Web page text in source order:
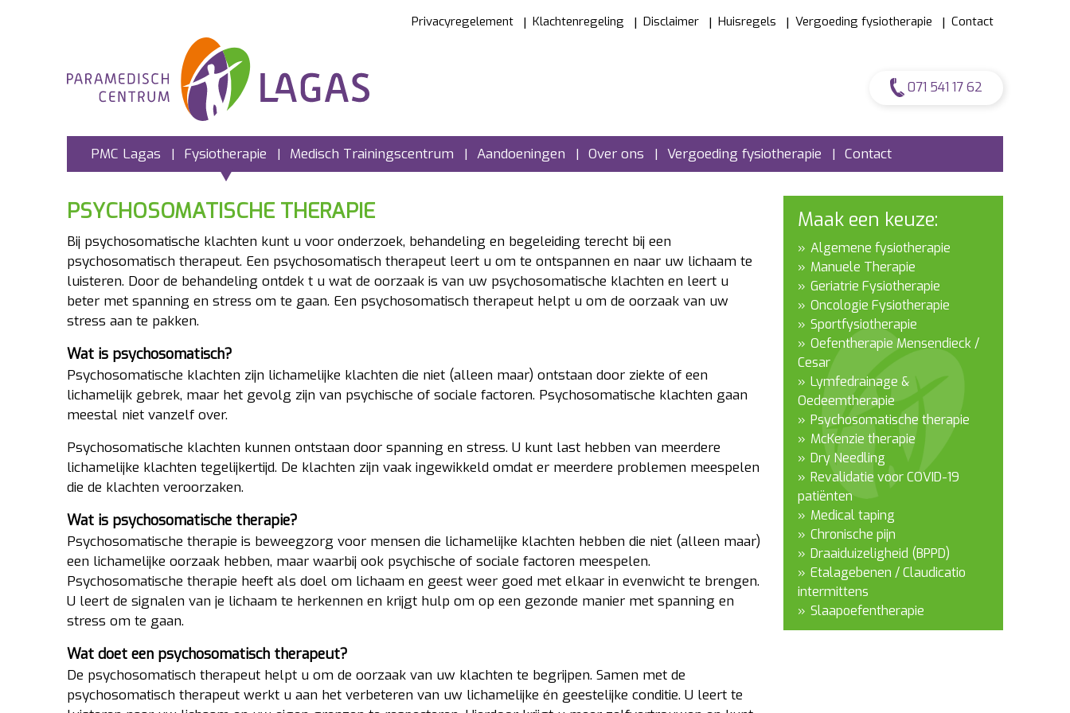
Privacyregelement Klachtenregeling Disclaimer Huisregels Vergoeding fysiotherapie Contact
071 541 17 62
PMC Lagas Fysiotherapie Medisch Trainingscentrum Aandoeningen Over ons Vergoeding fysiotherapie Contact
PSYCHOSOMATISCHE THERAPIE
Bij psychosomatische klachten kunt u voor onderzoek, behandeling en begeleiding terecht bij een
psychosomatisch therapeut. Een psychosomatisch therapeut leert u om te ontspannen en naar uw lichaam te
luisteren. Door de behandeling ontdek t u wat de oorzaak is van uw psychosomatische klachten en leert u
beter met spanning en stress om te gaan. Een psychosomatisch therapeut helpt u om de oorzaak van uw
stress aan te pakken.
Wat is psychosomatisch?
Psychosomatische klachten zijn lichamelijke klachten die niet (alleen maar) ontstaan door ziekte of een
lichamelijk gebrek, maar het gevolg zijn van psychische of sociale factoren. Psychosomatische klachten gaan
meestal niet vanzelf over.
Psychosomatische klachten kunnen ontstaan door spanning en stress. U kunt last hebben van meerdere
lichamelijke klachten tegelijkertijd. De klachten zijn vaak ingewikkeld omdat er meerdere problemen meespelen
die de klachten veroorzaken.
Wat is psychosomatische therapie?
Psychosomatische therapie is beweegzorg voor mensen die lichamelijke klachten hebben die niet (alleen maar)
een lichamelijke oorzaak hebben, maar waarbij ook psychische of sociale factoren meespelen.
Psychosomatische therapie heeft als doel om lichaam en geest weer goed met elkaar in evenwicht te brengen.
U leert de signalen van je lichaam te herkennen en krijgt hulp om op een gezonde manier met spanning en
stress om te gaan.
Wat doet een psychosomatisch therapeut?
De psychosomatisch therapeut helpt u om de oorzaak van uw klachten te begrijpen. Samen met de
psychosomatisch therapeut werkt u aan het verbeteren van uw lichamelijke én geestelijke conditie. U leert te
Maak een keuze:
Algemene fysiotherapie
Manuele Therapie
Geriatrie Fysiotherapie
Oncologie Fysiotherapie
Sportfysiotherapie
Oefentherapie Mensendieck /
Cesar
Lymfedrainage &
Oedeemtherapie
Psychosomatische therapie
McKenzie therapie
Dry Needling
Revalidatie voor COVID-19
patiënten
Medical taping
Chronische pijn
Draaiduizeligheid (BPPD)
Etalagebenen / Claudicatio
intermittens
Slaapoefentherapie